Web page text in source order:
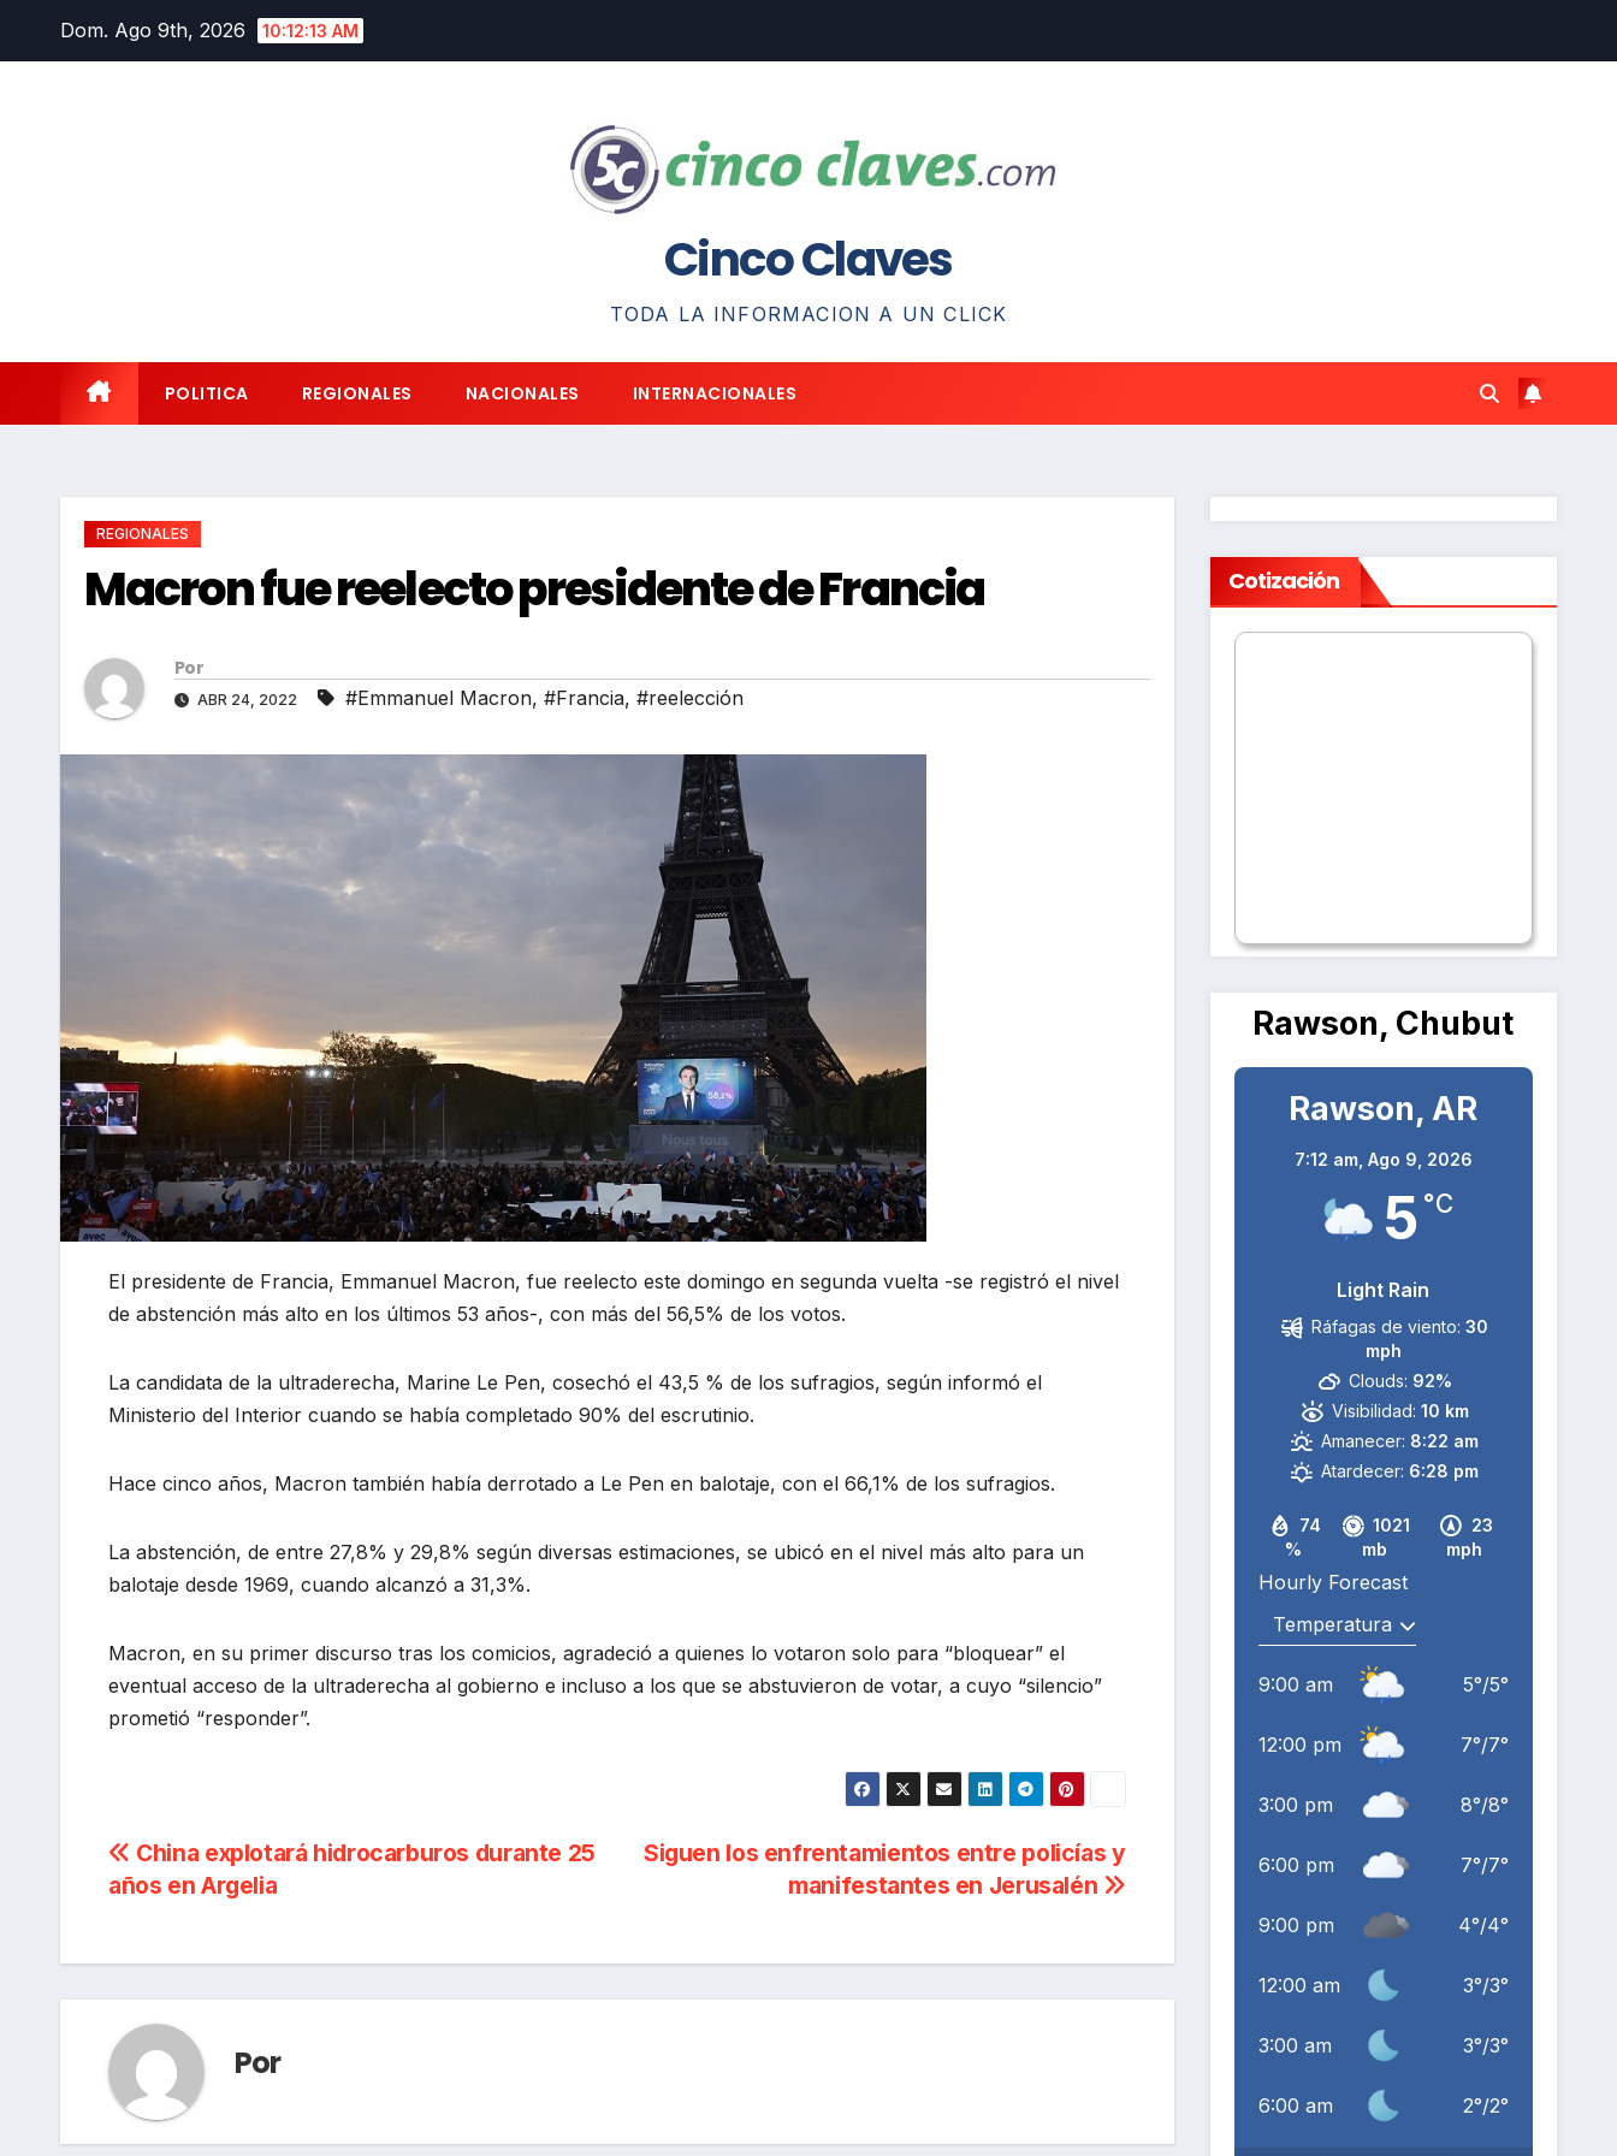
Dom. Ago 9th, 2026 10:12:14 AM
Cinco Claves
TODA LA INFORMACION A UN CLICK
POLITICA REGIONALES NACIONALES INTERNACIONALES
REGIONALES
Macron fue reelecto presidente de Francia
Por
ABR 24, 2022 #Emmanuel Macron, #Francia, #reelección
El presidente de Francia, Emmanuel Macron, fue reelecto este domingo en segunda vuelta -se registró el nivel
de abstención más alto en los últimos 53 años-, con más del 56,5% de los votos.
La candidata de la ultraderecha, Marine Le Pen, cosechó el 43,5 % de los sufragios, según informó el
Ministerio del Interior cuando se había completado 90% del escrutinio.
Hace cinco años, Macron también había derrotado a Le Pen en balotaje, con el 66,1% de los sufragios.
La abstención, de entre 27,8% y 29,8% según diversas estimaciones, se ubicó en el nivel más alto para un
balotaje desde 1969, cuando alcanzó a 31,3%.
Macron, en su primer discurso tras los comicios, agradeció a quienes lo votaron solo para “bloquear” el
eventual acceso de la ultraderecha al gobierno e incluso a los que se abstuvieron de votar, a cuyo “silencio”
prometió “responder”.
Navegación
de
entradas
Siguen los enfrentamientos entre policías y
manifestantes en Jerusalén
China explotará hidrocarburos durante 25
años en Argelia
Por
Cotización
Rawson, Chubut
Rawson, AR
7:12 am, Ago 9, 2026
5 °C
Light Rain
74
%
1021
mb
23
mph
Ráfagas de viento: 30
mph
Clouds: 92%
Visibilidad: 10 km
Amanecer: 8:22 am
Atardecer: 6:28 pm
Hourly Forecast
9:00 am 5°/5°
12:00 pm 7°/7°
3:00 pm 8°/8°
6:00 pm 7°/7°
9:00 pm 4°/4°
12:00 am 3°/3°
3:00 am 3°/3°
6:00 am 2°/2°